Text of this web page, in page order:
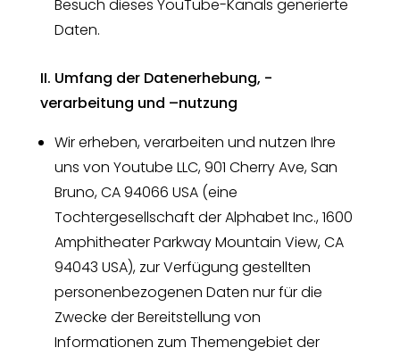
Besuch dieses YouTube-Kanals generierte
Daten.
II. Umfang der Datenerhebung, -
verarbeitung und –nutzung
Wir erheben, verarbeiten und nutzen Ihre
uns von Youtube LLC, 901 Cherry Ave, San
Bruno, CA 94066 USA (eine
Tochtergesellschaft der Alphabet Inc., 1600
Amphitheater Parkway Mountain View, CA
94043 USA), zur Verfügung gestellten
personenbezogenen Daten nur für die
Zwecke der Bereitstellung von
Informationen zum Themengebiet der